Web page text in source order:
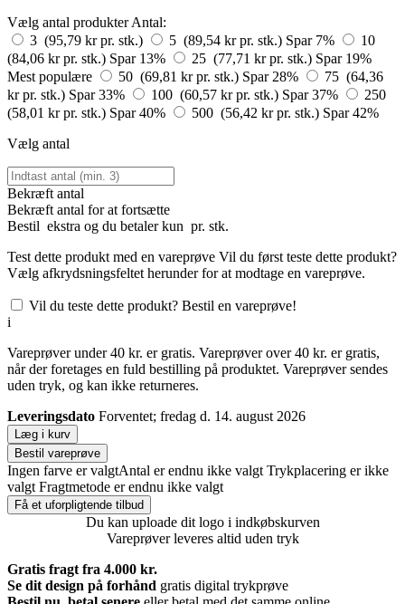
Vælg antal produkter Antal:
3 (95,79 kr pr. stk.)
5 (89,54 kr pr. stk.) Spar 7%
10
(84,06 kr pr. stk.) Spar 13% 25 (77,71 kr pr. stk.) Spar 19%
Mest populære
50 (69,81 kr pr. stk.) Spar 28%
75 (64,36
kr pr. stk.) Spar 33% 100 (60,57 kr pr. stk.) Spar 37%
250
(58,01 kr pr. stk.) Spar 40% 500 (56,42 kr pr. stk.) Spar 42%
Vælg antal
Bekræft antal
Bekræft antal for at fortsætte
Bestil ekstra og du betaler kun pr. stk.
Test dette produkt med en vareprøve Vil du først teste dette produkt?
Vælg afkrydsningsfeltet herunder for at modtage en vareprøve.
Vil du teste dette produkt? Bestil en vareprøve!
i
Vareprøver under 40 kr. er gratis. Vareprøver over 40 kr. er gratis,
når der foretages en fuld bestilling på produktet. Vareprøver sendes
uden tryk, og kan ikke returneres.
Leveringsdato Forventet; fredag d. 14. august 2026
Læg i kurv
Bestil vareprøve
Ingen farve er valgtAntal er endnu ikke valgt Trykplacering er ikke
valgt Fragtmetode er endnu ikke valgt
Få et uforpligtende tilbud
Du kan uploade dit logo i indkøbskurven
Vareprøver leveres altid uden tryk
Gratis fragt fra 4.000 kr.
Se dit design på forhånd gratis digital trykprøve